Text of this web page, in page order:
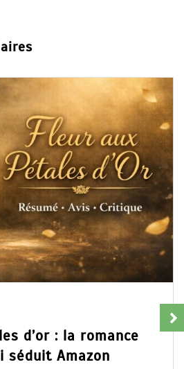
d’or : la romance
séduit Amazon